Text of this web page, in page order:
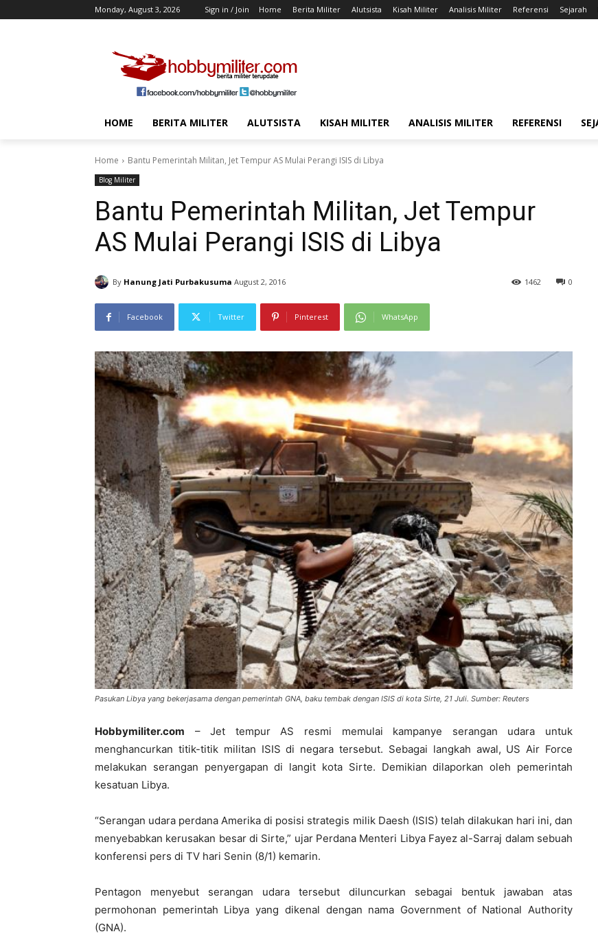
Monday, August 3, 2026 Sign in / Join Home Berita Militer Alutsista Kisah Militer Analisis Militer Referensi Sejarah
HOME BERITA MILITER ALUTSISTA KISAH MILITER ANALISIS MILITER REFERENSI
Home Bantu Pemerintah Militan, Jet Tempur AS Mulai Perangi ISIS di Libya
Blog Militer
Bantu Pemerintah Militan, Jet Tempur
AS Mulai Perangi ISIS di Libya
By Hanung Jati Purbakusuma August 2, 2016 0
1462
Facebook Twitter Pinterest WhatsApp
Pasukan Libya yang bekerjasama dengan pemerintah GNA, baku tembak dengan ISIS di kota Sirte, 21 Juli. Sumber: Reuters
Hobbymiliter.com – Jet tempur AS resmi memulai kampanye serangan udara untuk
menghancurkan titik-titik militan ISIS di negara tersebut. Sebagai langkah awal, US Air Force
melakukan serangan penyergapan di langit kota Sirte. Demikian dilaporkan oleh pemerintah
kesatuan Libya.
“Serangan udara perdana Amerika di posisi strategis milik Daesh (ISIS) telah dilakukan hari ini, dan
menyebabkan kerusakan besar di Sirte,” ujar Perdana Menteri Libya Fayez al-Sarraj dalam sebuah
konferensi pers di TV hari Senin (8/1) kemarin.
Pentagon menyebut serangan udara tersebut diluncurkan sebagai bentuk jawaban atas
permohonan pemerintah Libya yang dikenal dengan nama Government of National Authority
(GNA).